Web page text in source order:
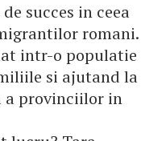
succes in ceea
romani.
intr-o populatie
si ajutand la
a provinciilor in